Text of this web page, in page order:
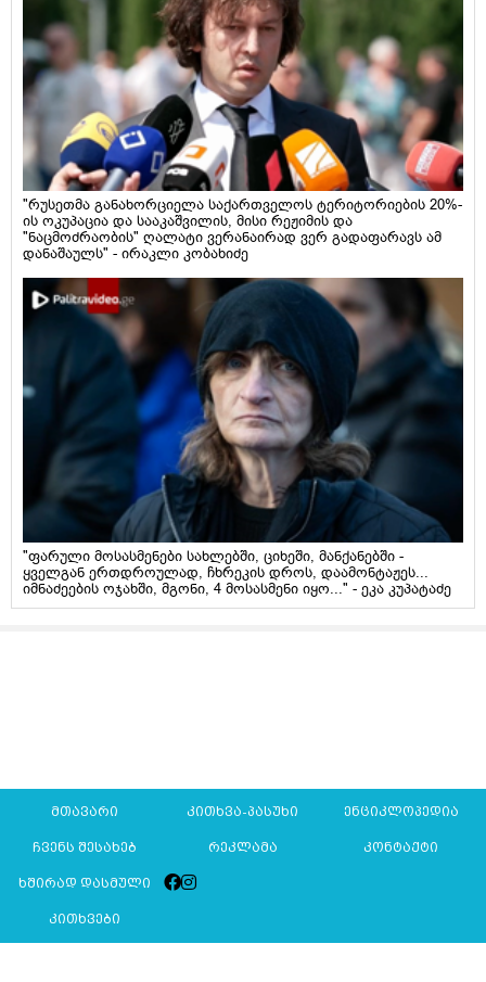
"რუსეთმა განახორციელა საქართველოს ტერიტორიების 20%-
ის ოკუპაცია და სააკაშვილის, მისი რეჟიმის და
"ნაცმოძრაობის" ღალატი ვერანაირად ვერ გადაფარავს ამ
დანაშაულს" - ირაკლი კობახიძე
"ფარული მოსასმენები სახლებში, ციხეში, მანქანებში -
ყველგან ერთდროულად, ჩხრეკის დროს, დაამონტაჟეს...
იმნაძეების ოჯახში, მგონი, 4 მოსასმენი იყო..." - ეკა კუპატაძე
მთავარი კითხვა-პასუხი ენციკლოპედია
ჩვენს შესახებ რეკლამა კონტაქტი
ხშირად დასმული
კითხვები